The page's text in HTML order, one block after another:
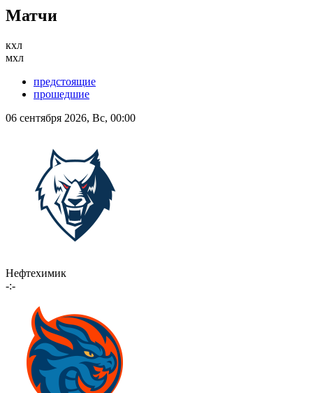
Матчи
кхл
мхл
предстоящие
прошедшие
06 сентября 2026, Вс, 00:00
Нефтехимик
-:-